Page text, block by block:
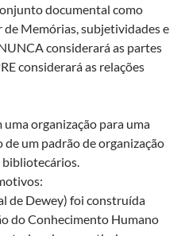
documental como
Memórias, subjetividades e
considerará as partes
considerará as relações
organização para uma
um padrão de organização
de Dewey) foi construída
do Conhecimento Humano